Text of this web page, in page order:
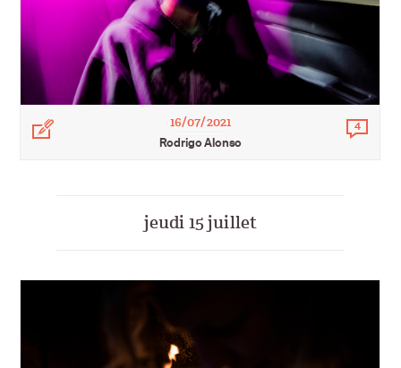
16/07/2021
Rodrigo Alonso
4
jeudi 15 juillet